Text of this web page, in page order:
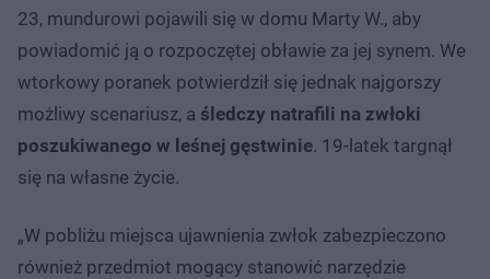
23, mundurowi pojawili się w domu Marty W., aby
powiadomić ją o rozpoczętej obławie za jej synem. We
wtorkowy poranek potwierdził się jednak najgorszy
możliwy scenariusz, a śledczy natrafili na zwłoki
poszukiwanego w leśnej gęstwinie. 19-latek targnął
się na własne życie.
„W pobliżu miejsca ujawnienia zwłok zabezpieczono
również przedmiot mogący stanowić narzędzie